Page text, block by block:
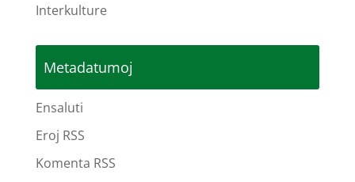
Interkulture
Metadatumoj
Ensaluti
Eroj RSS
Komenta RSS